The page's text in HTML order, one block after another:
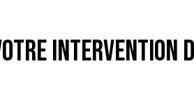
intervention